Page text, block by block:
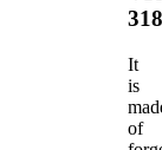
It
is
of